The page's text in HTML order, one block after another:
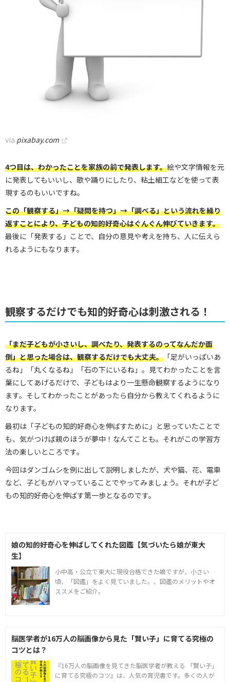
via pixabay.com
4つ目は、わかったことを家族の前で発表します。絵や文字情報を元
に発表してもいいし、歌や踊りにしたり、粘土細工などを使って表
現するのもいいですね。
この「観察する」→「疑問を持つ」→「調べる」という流れを繰り
返すことにより、子どもの知的好奇心はぐんぐん伸びていきます。
最後に「発表する」ことで、自分の意見や考えを持ち、人に伝えら
れるようにもなります。
観察するだけでも知的好奇心は刺激される！
「まだ子どもが小さいし、調べたり、発表するのってなんだか面
倒」と思った場合は、観察するだけでも大丈夫。 「足がいっぱいあ
るね」「丸くなるね」「石の下にいるね」。見てわかったことを言
葉にしてあげるだけで、子どもはより一生懸命観察するようになり
ます。そしてわかったことがあったら自分から教えてくれるように
なります。
最初は「子どもの知的好奇心を伸ばすために」と思っていたことで
も、気がつけば親のほうが夢中！なんてことも。それがこの学習方
法の楽しいところです。
今回はダンゴムシを例に出して説明しましたが、犬や猫、花、電車
など、子どもがハマっていることでやってみましょう。それが子ど
もの知的好奇心を伸ばす第一歩となるのです。
娘の知的好奇心を伸ばしてくれた図鑑【気づいたら娘が東大
生】
小中高・公立で東大に現役合格できた娘ですが、小さい
頃、「図鑑」をよく見ていました。、図鑑のメリットやオ
ススメをご紹介。
脳医学者が16万人の脳画像から見た「賢い子」に育てる究極の
コツとは？
『16万人の脳画像を見てきた脳医学者が教える 「賢い子」
に育てる究極のコツ』は、人気の育児書です。多くの人が